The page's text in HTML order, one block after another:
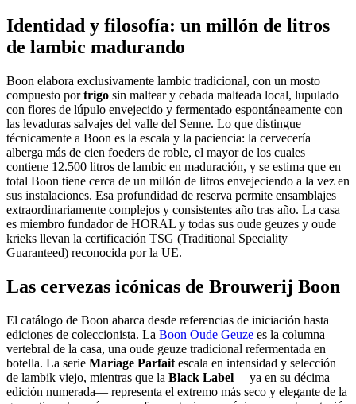
Identidad y filosofía: un millón de litros
de lambic madurando
Boon elabora exclusivamente lambic tradicional, con un mosto
compuesto portrigo sin maltear y cebada malteada local, lupulado
con flores de lúpulo envejecido y fermentado espontáneamente con
las levaduras salvajes del valle del Senne. Lo que distingue
técnicamente a Boon es la escala y la paciencia: la cervecería
alberga más de cien foeders de roble, el mayor de los cuales
contiene 12.500 litros de lambic en maduración, y se estima que en
total Boon tiene cerca de un millón de litros envejeciendo a la vez en
sus instalaciones. Esa profundidad de reserva permite ensamblajes
extraordinariamente complejos y consistentes año tras año. La casa
es miembro fundador de HORAL y todas sus oude geuzes y oude
krieks llevan la certificación TSG (Traditional Speciality
Guaranteed) reconocida por la UE.
Las cervezas icónicas de Brouwerij Boon
El catálogo de Boon abarca desde referencias de iniciación hasta
ediciones de coleccionista. La Boon Oude Geuze es la columna
vertebral de la casa, una oude geuze tradicional refermentada en
botella. La serie Mariage Parfait escala en intensidad y selección
de lambik viejo, mientras que la Black Label —ya en su décima
edición numerada— representa el extremo más seco y elegante de la